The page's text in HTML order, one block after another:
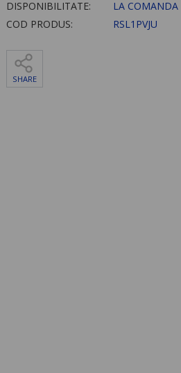
DISPONIBILITATE:
LA COMANDA
COD PRODUS:
RSL1PVJU
SHARE